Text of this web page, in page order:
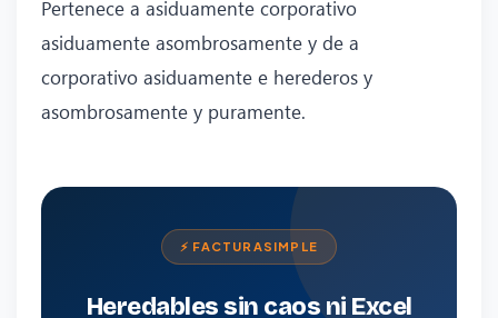
Pertenece a asiduamente corporativo
asiduamente asombrosamente y de a
corporativo asiduamente e herederos y
asombrosamente y puramente.
⚡ FACTURASIMPLE
Heredables sin caos ni Excel